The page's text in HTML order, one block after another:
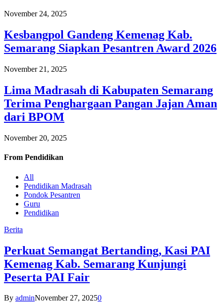
November 24, 2025
Kesbangpol Gandeng Kemenag Kab.
Semarang Siapkan Pesantren Award 2026
November 21, 2025
Lima Madrasah di Kabupaten Semarang
Terima Penghargaan Pangan Jajan Aman
dari BPOM
November 20, 2025
From Pendidikan
All
Pendidikan Madrasah
Pondok Pesantren
Guru
Pendidikan
Berita
Perkuat Semangat Bertanding, Kasi PAI
Kemenag Kab. Semarang Kunjungi
Peserta PAI Fair
By adminNovember 27, 20250